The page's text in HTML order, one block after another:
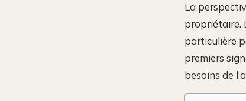
La
propriétaire.
particulière
premiers
besoins de